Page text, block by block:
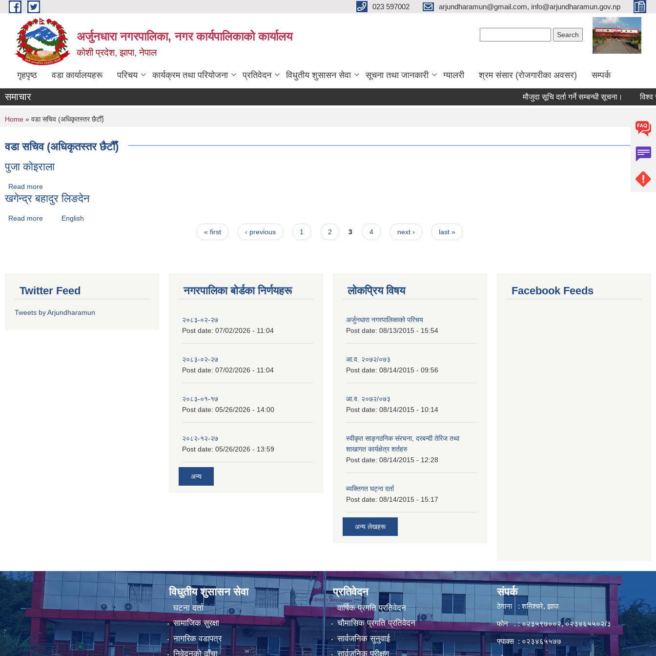
Skip to main content 023 597002 arjundharamun@gmail.com, info@arjundharamun.gov.np
अर्जुनधारा नगरपालिका, नगर कार्यपालिकाको कार्यालय
कोशी प्रदेश, झापा, नेपाल
गृहपृष्ठ वडा कार्यालयहरू परिचय कार्यक्रम तथा परियोजना प्रतिवेदन विधुतीय शुसासन सेवा सूचना तथा जानकारी ग्यालरी श्रम संसार (रोजगारीका अवसर) सम्पर्क
समाचार मौजुदा सूचि दर्ता गर्ने सम्बन्धी सूचना। विश्व
You are here
Home » वडा सचिव (अधिकृतस्तर छैटौँ)
वडा सचिव (अधिकृतस्तर छैटौँ)
पुजा कोइराला
Read more
खगेन्द्र बहादुर लिङदेन
Read more about खगेन्द्र बहादुर लिङदेन
English
« first ‹ previous 1 2 3 4 next › last »
Twitter Feed
Tweets by Arjundharamun
नगरपालिका बाेर्डका निर्णयहरू
२०८३-०२-२७
Post date: 07/02/2026 - 11:04
२०८३-०२-२७
Post date: 07/02/2026 - 11:04
२०८३-०१-१७
Post date: 05/26/2026 - 14:00
२०८२-१२-२७
Post date: 05/26/2026 - 13:59
अन्य
लोकप्रिय विषय
अर्जुनधारा नगरपालिकाको परिचय
Post date: 08/13/2015 - 15:54
आ.व. २०७२/०७३
Post date: 08/14/2015 - 09:56
आ.व. २०७२/०७३
Post date: 08/14/2015 - 10:14
स्वीकृत साङ्गठनिक संरचना, दरबन्दी तेरिज तथा
शाखागत कार्यक्षेत्र शर्तहरु
Post date: 08/14/2015 - 12:28
ब्यक्तिगत घट्ना दर्ता
Post date: 08/14/2015 - 15:17
अन्य लेखहरू
Facebook Feeds
विधुतीय शुसासन सेवा
घटना दर्ता
सामाजिक सुरक्षा
नागरिक वडापत्र
निवेदनको ढाँचा
प्रतिवेदन
वार्षिक प्रगति प्रतिवेदन
चौमासिक प्रगति प्रतिवेदन
सार्वजनिक सुनुवाई
सार्वजनिक परीक्षण
संपर्क
ठेगाना : शनिश्चरे, झापा
फोन . : ०२३५९७००२, ०२३४६५५०२/३
फ्याक्स : ०२३४६५५७७